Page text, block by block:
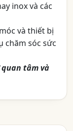
inox và các
và thiết bị
chăm sóc sức
tâm và